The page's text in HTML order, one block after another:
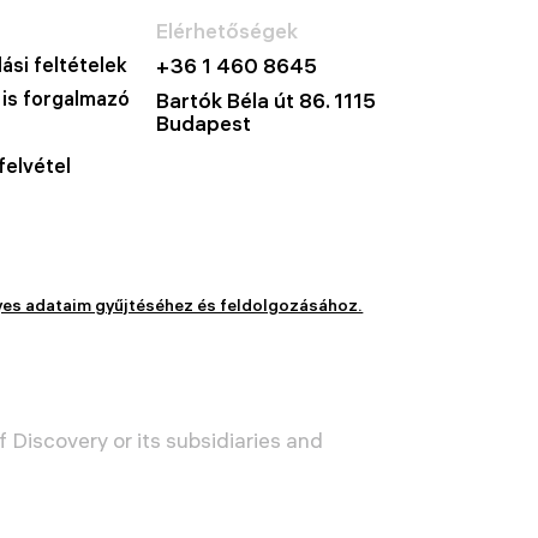
feltételek
is forgalmazó
Elérhetőségek
+36 1 460 8645
Bartók Béla út 86. 1115
Budapest
adataim gyűjtéséhez és feldolgozásához.
or its subsidiaries and